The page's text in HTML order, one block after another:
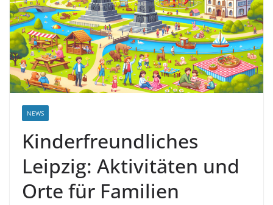
NEWS
Kinderfreundliches
Leipzig: Aktivitäten und
Orte für Familien